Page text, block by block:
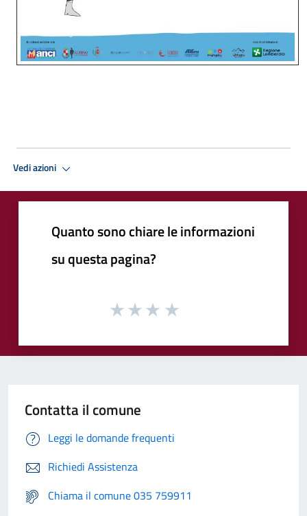
Vedi azioni
Quanto sono chiare le informazioni
su questa pagina?
Contatta il comune
Leggi le domande frequenti
Richiedi Assistenza
Chiama il comune 035 759911